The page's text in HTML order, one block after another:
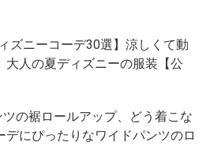
ズニーコーデ30選】涼しくて動
大人の夏ディズニーの服装【公
ツの裾ロールアップ、どう着こな
デにぴったりなワイドパンツのロ